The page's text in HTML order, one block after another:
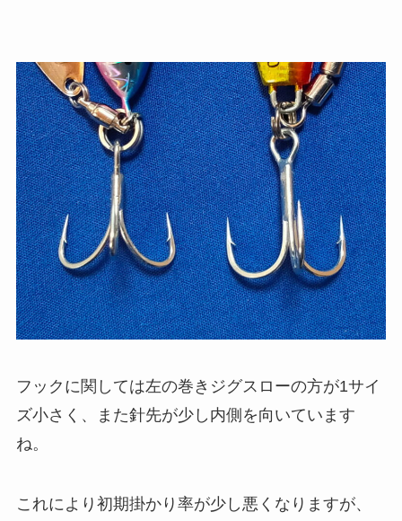
フックに関しては左の巻きジグスローの方が1サイ
ズ小さく、また針先が少し内側を向いています
ね。
これにより初期掛かり率が少し悪くなりますが、